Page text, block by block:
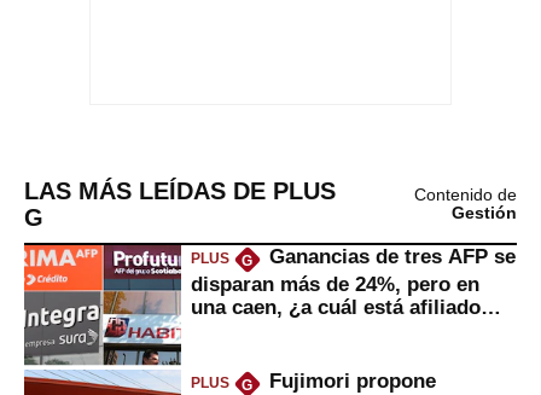
LAS MÁS LEÍDAS DE PLUS
G
Contenido de
Gestión
PLUS G
Ganancias de tres AFP se
disparan más de 24%, pero en
una caen, ¿a cuál está afiliado
PLUS G
Fujimori propone